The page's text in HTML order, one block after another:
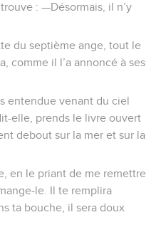
: —Désormais, il n’y
du septième ange, tout le
comme il l’a annoncé à ses
entendue venant du ciel
elle, prends le livre ouvert
debout sur la mer et sur la
en le priant de me remettre
le. Il te remplira
ta bouche, il sera doux